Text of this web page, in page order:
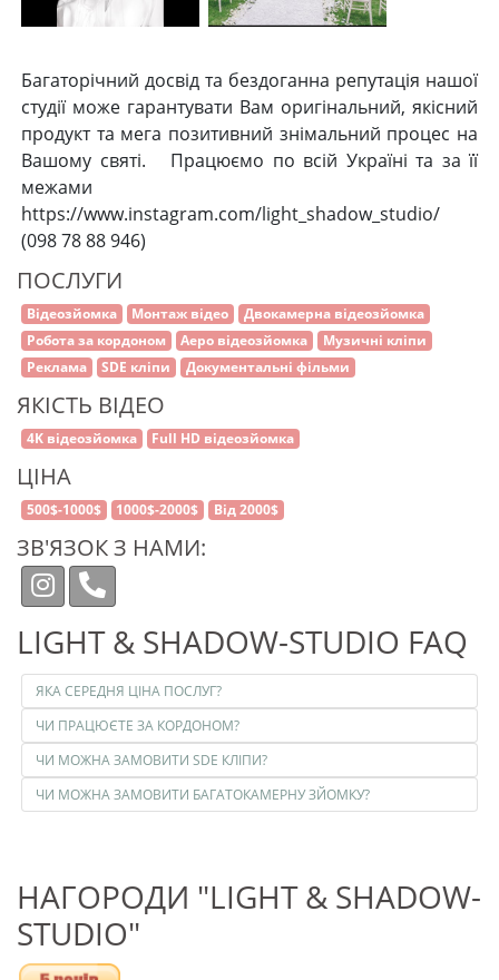
Багаторічний досвід та бездоганна репутація нашої
студії може гарантувати Вам оригінальний, якісний
продукт та мега позитивний знімальний процес на
Вашому святі. Працюємо по всій Україні та за її
межами
https://www.instagram.com/light_shadow_studio/
(098 78 88 946)
ПОСЛУГИ
Відеозйомка Монтаж відео
Двокамерна відеозйомка
Робота за кордоном
Аеро відеозйомка
Музичні кліпи
Реклама
SDE кліпи Документальні фільми
ЯКІСТЬ ВІДЕО
4K відеозйомка Full HD відеозйомка
ЦІНА
500$-1000$ 1000$-2000$ Від 2000$
ЗВ'ЯЗОК З НАМИ:
LIGHT & SHADOW-STUDIO FAQ
ЯКА СЕРЕДНЯ ЦІНА ПОСЛУГ?
ЧИ ПРАЦЮЄТЕ ЗА КОРДОНОМ?
ЧИ МОЖНА ЗАМОВИТИ SDE КЛІПИ?
ЧИ МОЖНА ЗАМОВИТИ БАГАТОКАМЕРНУ ЗЙОМКУ?
НАГОРОДИ "LIGHT & SHADOW-
STUDIO"